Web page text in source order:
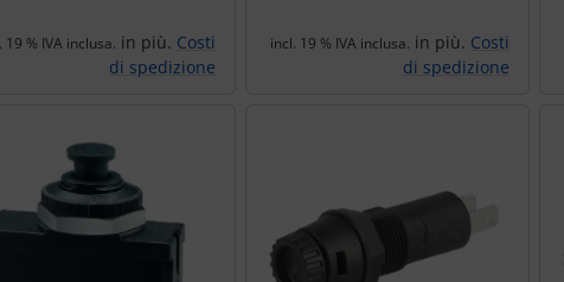
19 % IVA inclusa. in più. Costi
di spedizione
incl. 19 % IVA inclusa. in più. Costi
di spedizione